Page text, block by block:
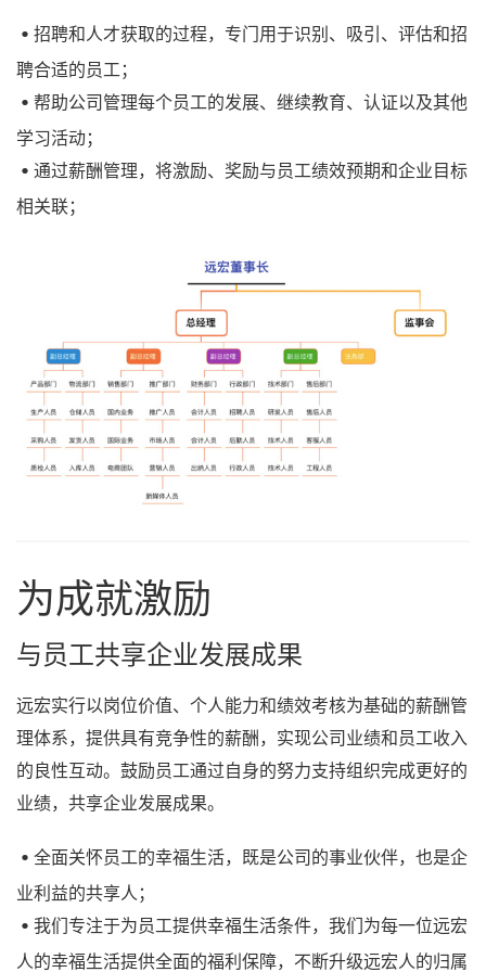
招聘和人才获取的过程，专门用于识别、吸引、评估和招
聘合适的员工；
帮助公司管理每个员工的发展、继续教育、认证以及其他
学习活动；
通过薪酬管理，将激励、奖励与员工绩效预期和企业目标
相关联；
为成就激励
与员工共享企业发展成果
远宏实行以岗位价值、个人能力和绩效考核为基础的薪酬管
理体系，提供具有竞争性的薪酬，实现公司业绩和员工收入
的良性互动。鼓励员工通过自身的努力支持组织完成更好的
业绩，共享企业发展成果。
全面关怀员工的幸福生活，既是公司的事业伙伴，也是企
业利益的共享人；
我们专注于为员工提供幸福生活条件，我们为每一位远宏
人的幸福生活提供全面的福利保障，不断升级远宏人的归属